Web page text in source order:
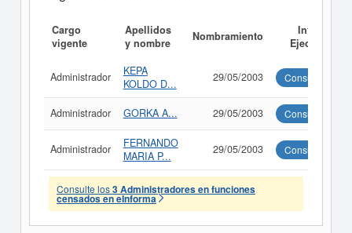
Cargo
vigente
Apellidos
y nombre
Nombramiento
Informe
Ejecutivo
Administrador
KEPA
KOLDO D...
29/05/2003 Consultar
Administrador GORKA A... 29/05/2003 Consultar
Administrador
FERNANDO
MARIA P...
29/05/2003 Consultar
Consulte los3 Administradores en funciones
censados en eInforma